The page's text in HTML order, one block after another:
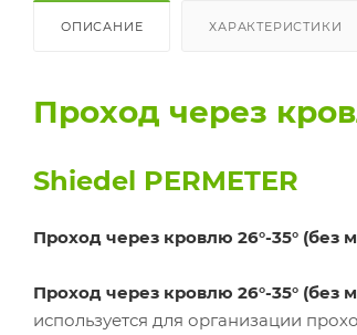
ОПИСАНИЕ ХАРАКТЕРИСТИКИ
Проход через
Shiedel PERMETER
Проход через кровлю 26°-35° (без
Проход через кровлю 26°-35° (без
используется для организации